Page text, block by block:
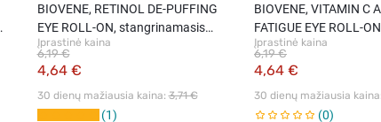
BIOVENE, RETINOL DE-PUFFING
EYE ROLL-ON, stangrinamasis
paakių serumas, 1 vnt.
Įprastinė kaina
4,64 €
6,19 €
30 dienų mažiausia kaina: 3,71 €
1
BIOVENE, VITAMIN C ANTI-
FATIGUE EYE ROLL-
poveikio paakių
Įprastinė kaina
4,64 €
6,19 €
30 dienų mažiausia kaina:
0